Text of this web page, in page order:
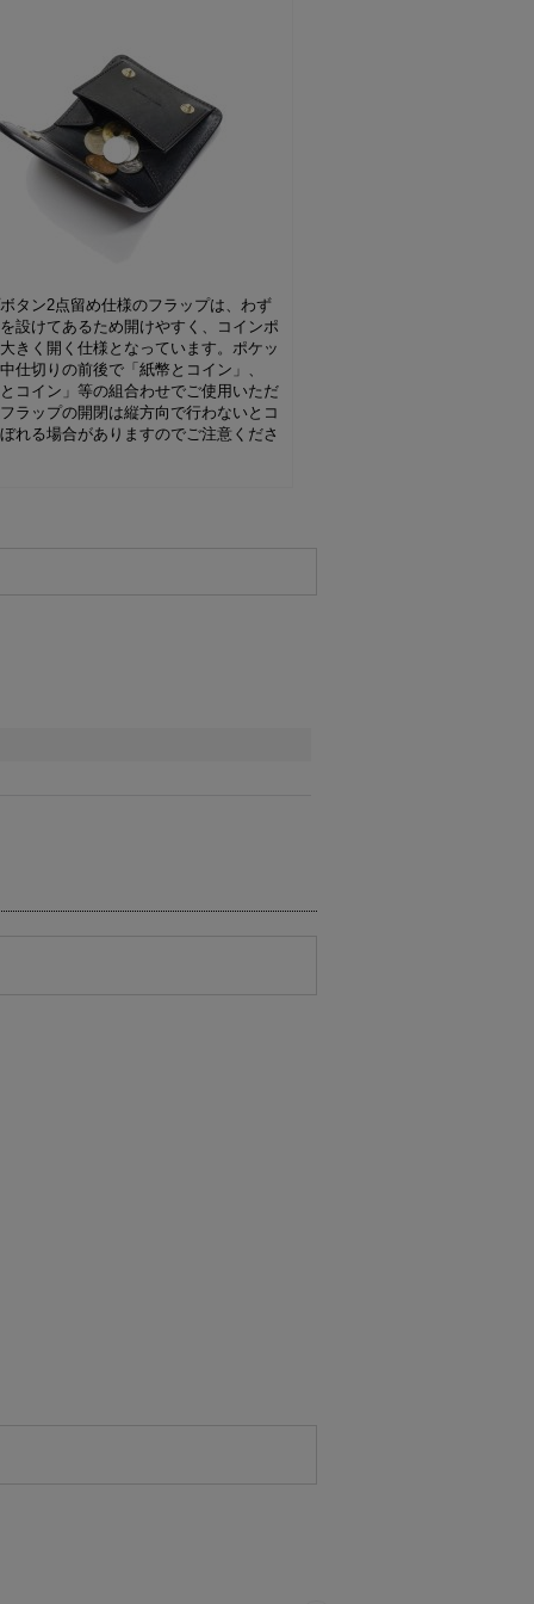
タン2点留め仕様のフラップは、わず
設けてあるため開けやすく、コインポ
きく開く仕様となっています。ポケッ
仕切りの前後で「紙幣とコイン」、
コイン」等の組合わせでご使用いただ
ラップの開閉は縦方向で行わないとコ
れる場合がありますのでご注意くださ